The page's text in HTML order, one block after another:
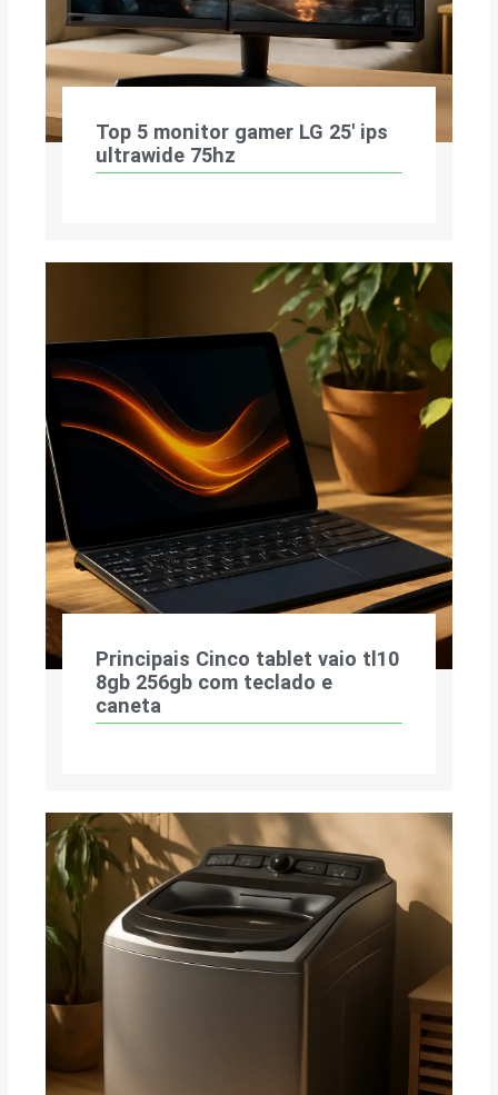
Top 5 monitor gamer LG 25′ ips
ultrawide 75hz
Principais Cinco tablet vaio tl10
8gb 256gb com teclado e
caneta